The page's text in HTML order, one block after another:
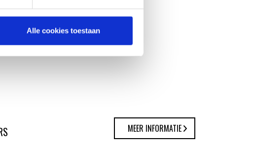
Alle cookies toestaan
MEER INFORMATIE